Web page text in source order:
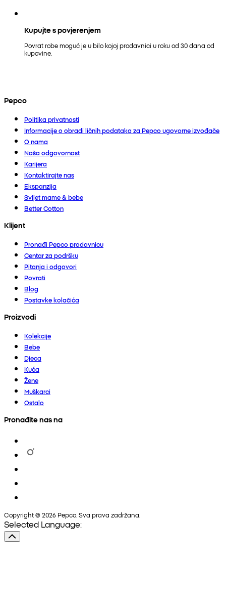
Kupujte s povjerenjem
Povrat robe moguć je u bilo kojoj prodavnici u roku od 30 dana od
kupovine.
Pepco
Politika privatnosti
Informacije o obradi ličnih podataka za Pepco ugovorne izvođače
O nama
Naša odgovornost
Karijera
Kontaktirajte nas
Ekspanzija
Svijet mame & bebe
Better Cotton
Klijent
Pronađi Pepco prodavnicu
Centar za podršku
Pitanja i odgovori
Povrati
Blog
Postavke kolačića
Proizvodi
Kolekcije
Bebe
Djeca
Kuća
Žene
Muškarci
Ostalo
Pronađite nas na
Copyright © 2026 Pepco. Sva prava zadržana.
Selected Language: